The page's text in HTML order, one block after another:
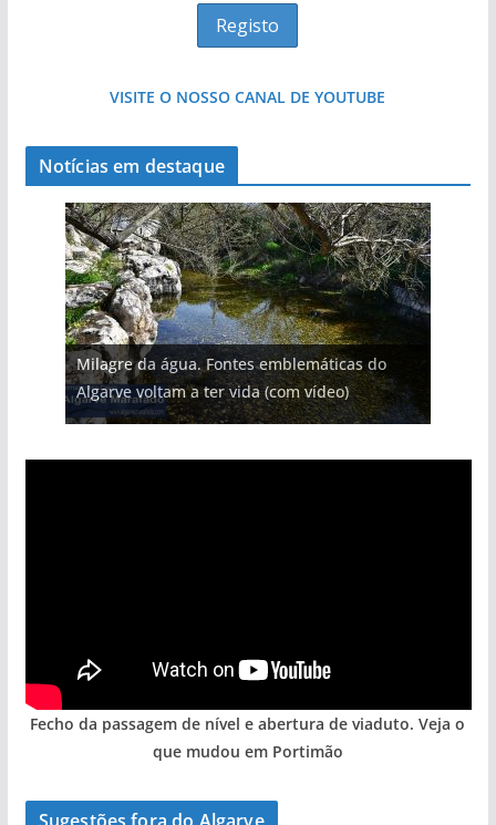
VISITE O NOSSO CANAL DE YOUTUBE
Notícias em destaque
Milagre da água. Fontes emblemáticas do
Algarve voltam a ter vida (com vídeo)
Foto do dia: uma cidade algarvia que cresceu
entre redes e fábricas
Tapas do mar a 3 euros cada. Nova rota
gastronómica nasce no Algarve
Projeto milionário: investimento de 108
milhões de euros na construção de dois
hotéis (com vídeo)
Tempestades roubam areia de praias e põem
arribas em risco no Algarve (com vídeo)
Fecho da passagem de nível e abertura de viaduto. Veja o
que mudou em Portimão